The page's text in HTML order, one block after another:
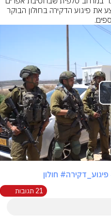
ומיפו את ביתו של המחבל עמאר עודה, שביצע את פיגוע הדקירה בחולון הבוקר
# חולון
21 תגובות